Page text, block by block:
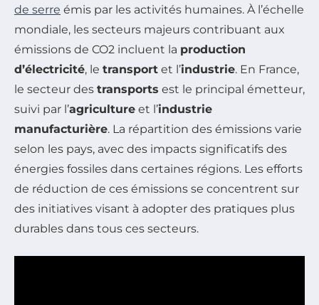
de serre émis par les activités humaines. À l’échelle
mondiale, les secteurs majeurs contribuant aux
émissions de CO2 incluent la production
d’électricité, le transport et l’industrie. En France,
le secteur des transports est le principal émetteur,
suivi par l’agriculture et l’industrie
manufacturière. La répartition des émissions varie
selon les pays, avec des impacts significatifs des
énergies fossiles dans certaines régions. Les efforts
de réduction de ces émissions se concentrent sur
des initiatives visant à adopter des pratiques plus
durables dans tous ces secteurs.